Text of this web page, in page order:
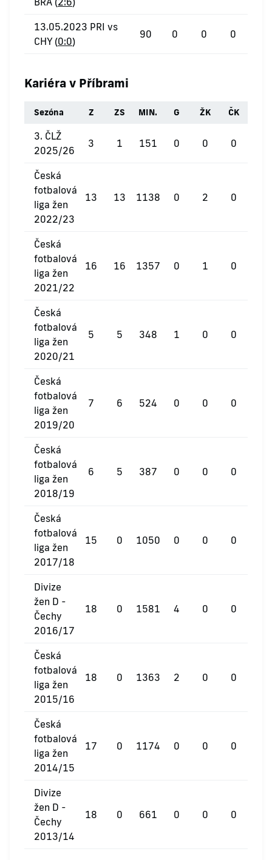
13.05.2023 PRI vs
CHY (0:0)
90 0 0 0
Kariéra v Příbrami
Sezóna Z ZS MIN. G ŽK ČK
3. ČLŽ
2025/26
3 1 151 0 0 0
Česká
fotbalová
liga žen
2022/23
13 13 1138 0 2 0
Česká
fotbalová
liga žen
2021/22
16 16 1357 0 1 0
Česká
fotbalová
liga žen
2020/21
5 5 348 1 0 0
Česká
fotbalová
liga žen
2019/20
7 6 524 0 0 0
Česká
fotbalová
liga žen
2018/19
6 5 387 0 0 0
Česká
fotbalová
liga žen
2017/18
15 0 1050 0 0 0
Divize
žen D -
Čechy
2016/17
18 0 1581 4 0 0
Česká
fotbalová
liga žen
2015/16
18 0 1363 2 0 0
Česká
fotbalová
liga žen
2014/15
17 0 1174 0 0 0
Divize
žen D -
Čechy
2013/14
18 0 661 0 0 0